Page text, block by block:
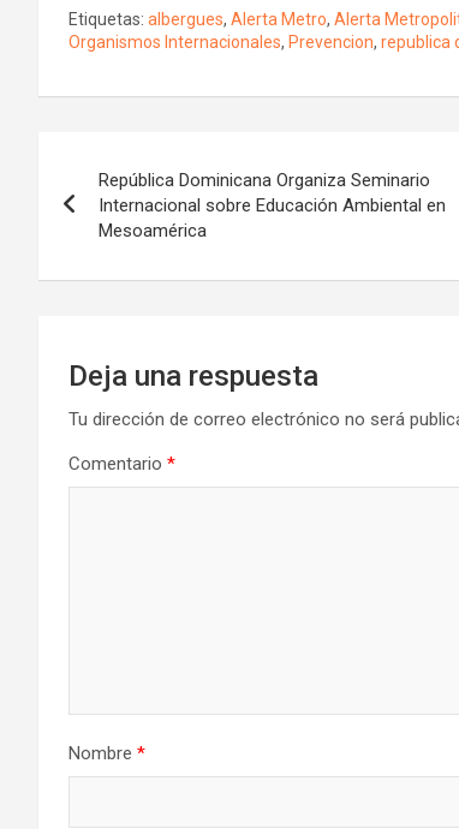
Etiquetas: albergues, Alerta Metro, Alerta
Organismos Internacionales, Prevencion, republica
de
República Dominicana Organiza Seminario
Internacional sobre Educación Ambiental en
Mesoamérica
Deja una respuesta
Tu dirección de correo electrónico no será
Comentario *
Nombre *